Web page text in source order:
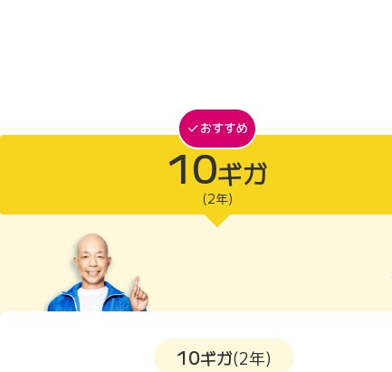
10ギガ
(2年)
10ギガ(2年)